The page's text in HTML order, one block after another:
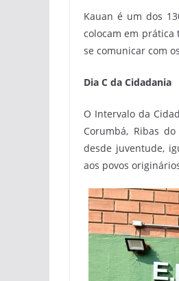
Kauan é um dos
colocam em prática
se comunicar com
Dia C da Cidadania
O Intervalo da
Corumbá, Ribas
desde juventude,
aos povos